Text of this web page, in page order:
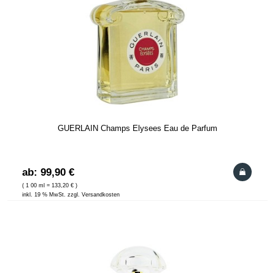
GUERLAIN Champs Elysees Eau de Parfum
ab: 99,90 €
( 1 00 ml = 133,20 € )
inkl. 19 % MwSt. zzgl. Versandkosten